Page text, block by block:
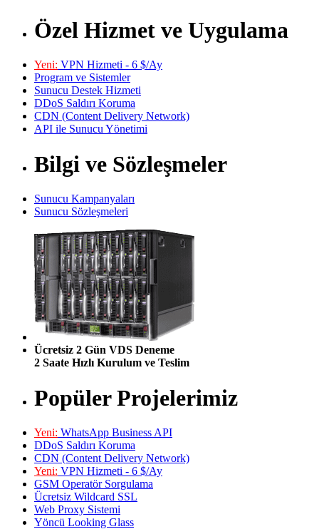
Özel Hizmet ve Uygulama
Yeni: VPN Hizmeti - 6 $/Ay
Program ve Sistemler
Sunucu Destek Hizmeti
DDoS Saldırı Koruma
CDN (Content Delivery Network)
API ile Sunucu Yönetimi
Bilgi ve Sözleşmeler
Sunucu Kampanyaları
Sunucu Sözleşmeleri
Ücretsiz 2 Gün VDS Deneme
2 Saate Hızlı Kurulum ve Teslim
Popüler Projelerimiz
Yeni: WhatsApp Business API
DDoS Saldırı Koruma
CDN (Content Delivery Network)
Yeni: VPN Hizmeti - 6 $/Ay
GSM Operatör Sorgulama
Ücretsiz Wildcard SSL
Web Proxy Sistemi
Yöncü Looking Glass